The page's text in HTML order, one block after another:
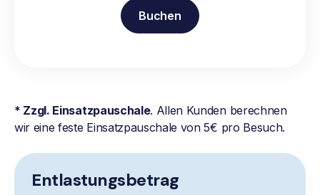
Buchen
* Zzgl. Einsatzpauschale. Allen Kunden berechnen
wir eine feste Einsatzpauschale von 5€ pro Besuch.
Entlastungsbetrag